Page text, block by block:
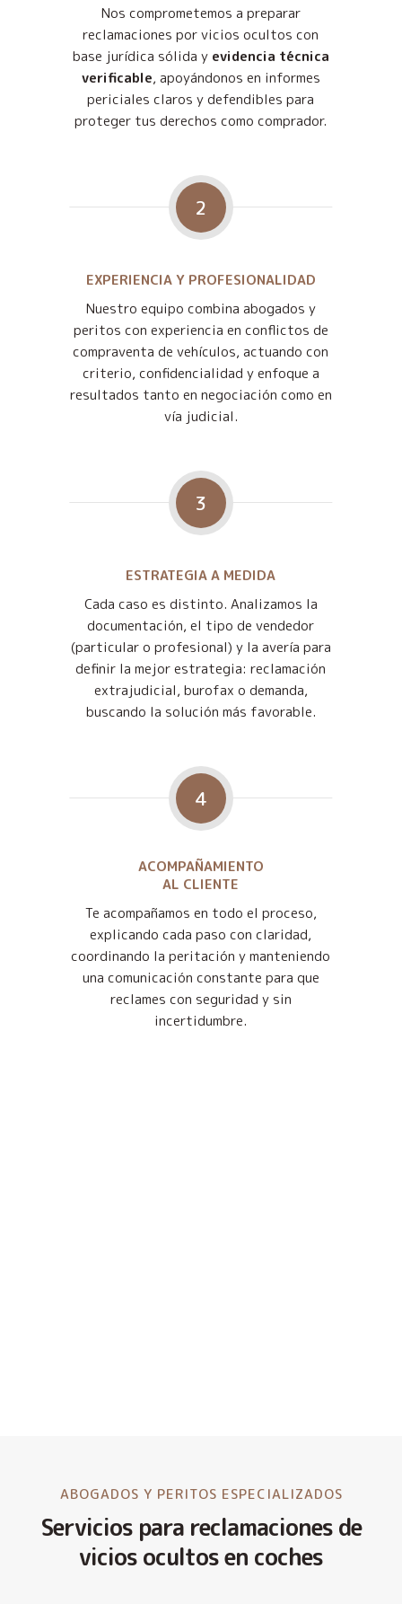
Nos comprometemos a preparar
reclamaciones por vicios ocultos con
base jurídica sólida y evidencia técnica
verificable, apoyándonos en informes
periciales claros y defendibles para
proteger tus derechos como comprador.
2
EXPERIENCIA Y PROFESIONALIDAD
Nuestro equipo combina abogados y
peritos con experiencia en conflictos de
compraventa de vehículos, actuando con
criterio, confidencialidad y enfoque a
resultados tanto en negociación como en
vía judicial.
3
ESTRATEGIA A MEDIDA
Cada caso es distinto. Analizamos la
documentación, el tipo de vendedor
(particular o profesional) y la avería para
definir la mejor estrategia: reclamación
extrajudicial, burofax o demanda,
buscando la solución más favorable.
4
ACOMPAÑAMIENTO
AL CLIENTE
Te acompañamos en todo el proceso,
explicando cada paso con claridad,
coordinando la peritación y manteniendo
una comunicación constante para que
reclames con seguridad y sin
incertidumbre.
ABOGADOS Y PERITOS ESPECIALIZADOS
Servicios para reclamaciones de
vicios ocultos en coches